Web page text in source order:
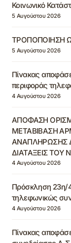
Κοινωνικό
5 Αυγούστου 2026
ΤΡΟΠΟΠΟΙΗΣΗ
5 Αυγούστου 2026
Πίνακας
περιφοράς
4 Αυγούστου 2026
ΑΠΟΦΑΣΗ
ΜΕΤΑΒΙΒΑΣΗ
ΑΝΑΠΛΗΡΩΣΗΣ
ΔΙΑΤΑΞΕΙΣ ΤΟΥ
4 Αυγούστου 2026
Πρόσκληση 23η/
τηλεφωνικώς
4 Αυγούστου 2026
Πίνακας